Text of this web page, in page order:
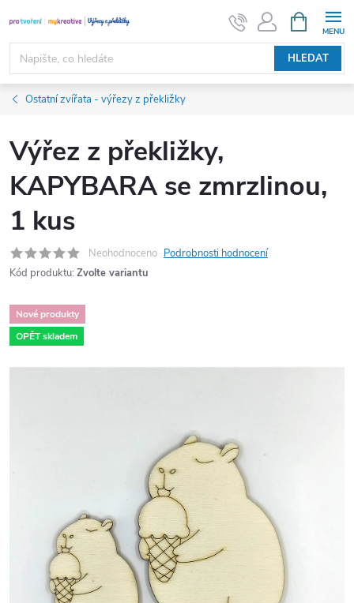
na
obsah
HLEDAT
NÁKUPNÍ
KOŠÍK
Ostatní zvířata - výřezy z překližky
Výřez z překližky,
KAPYBARA se zmrzlinou,
1 kus
Neohodnoceno Podrobnosti hodnocení
Kód produktu: Zvolte variantu
Nové produkty
OPĚT skladem